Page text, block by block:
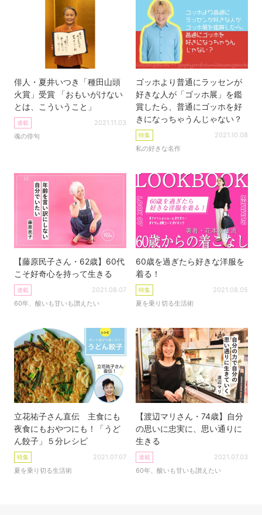
俳人・夏井いつき「種田山頭
火賞」受賞 「おもいがけない
とは、こういうこと」
連載
魂の俳句
2021.11.03
ゴッホより普通にラッセンが
好きな人が「ゴッホ展」を鑑
賞したら、普通にゴッホを好
きになっちゃうんじゃない？
特集
私の好きな名作
2021.10.08
【藤原民子さん・62歳】60代
こそ好奇心を持って生きる
連載
60年、酸いも甘いも讃えたい
2021.08.07
60歳を過ぎたら好きな洋服を
着る！
特集
夏を乗り切る生活術
2021.08.05
立花祐子さん直伝 主食にも
夜食にもおやつにも！「うど
ん餃子」５分レシピ
特集
夏を乗り切る生活術
2021.07.07
【渡辺マリさん・74歳】自分
の思いに忠実に、思い通りに
生きる
連載
60年、酸いも甘いも讃えたい
2021.07.03